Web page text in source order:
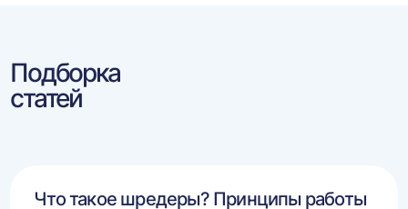
Подборка
статей
Что такое шредеры? Принципы работы